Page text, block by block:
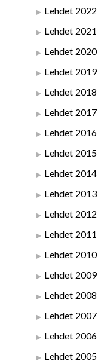
Lehdet 2022
Lehdet 2021
Lehdet 2020
Lehdet 2019
Lehdet 2018
Lehdet 2017
Lehdet 2016
Lehdet 2015
Lehdet 2014
Lehdet 2013
Lehdet 2012
Lehdet 2011
Lehdet 2010
Lehdet 2009
Lehdet 2008
Lehdet 2007
Lehdet 2006
Lehdet 2005